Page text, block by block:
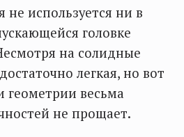
не используется ни в
головке
на солидные
легкая, но вот
геометрии весьма
не прощает.